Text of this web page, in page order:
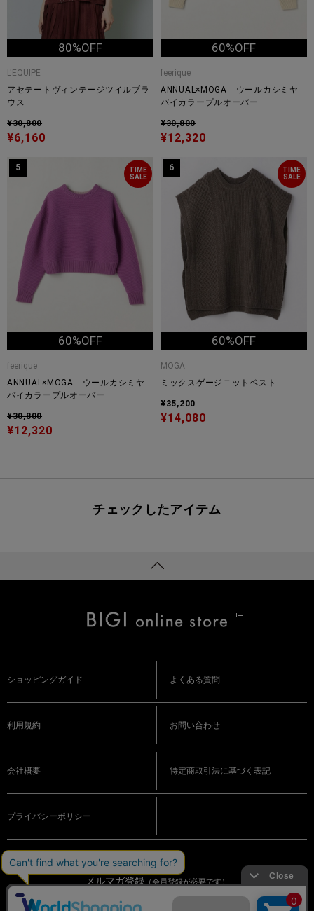
80%OFF
L'EQUIPE
アセテートヴィンテージツイルブラ
ウス
¥30,800
¥6,160
60%OFF
feerique
ANNUAL×MOGA ウールカシミヤ
バイカラープルオーバー
¥30,800
¥12,320
TIME
SALE
5
60%OFF
feerique
ANNUAL×MOGA ウールカシミヤ
バイカラープルオーバー
¥30,800
¥12,320
TIME
SALE
6
60%OFF
MOGA
ミックスゲージニットベスト
¥35,200
¥14,080
チェックしたアイテム
ショッピングガイド よくある質問
利用規約 お問い合わせ
会社概要 特定商取引法に基づく表記
プライバシーポリシー
メルマガ登録（会員登録が必要です）